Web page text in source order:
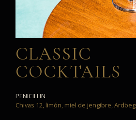
CLASSIC
COCKTAILS
PENICILLIN
Chivas 12, limón, miel de jengibre, Ardbeg